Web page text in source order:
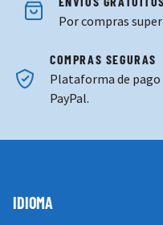
Por compras
COMPRAS SEGURAS
Plataforma de pago
PayPal.
IDIOMA